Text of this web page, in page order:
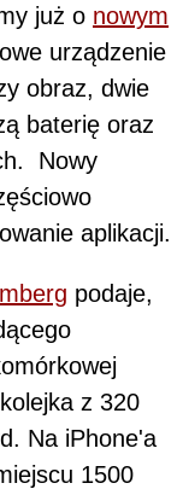
już o nowym
urządzenie
obraz, dwie
baterię oraz
Nowy
aplikacji.
podaje,
z 320
Na iPhone'a
1500